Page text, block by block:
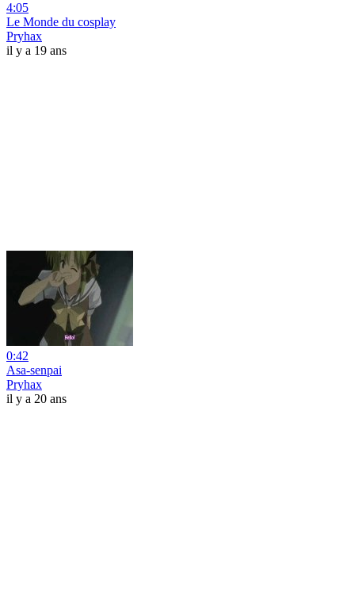
4:05
Le Monde du cosplay
Pryhax
il y a 19 ans
0:42
Asa-senpai
Pryhax
il y a 20 ans